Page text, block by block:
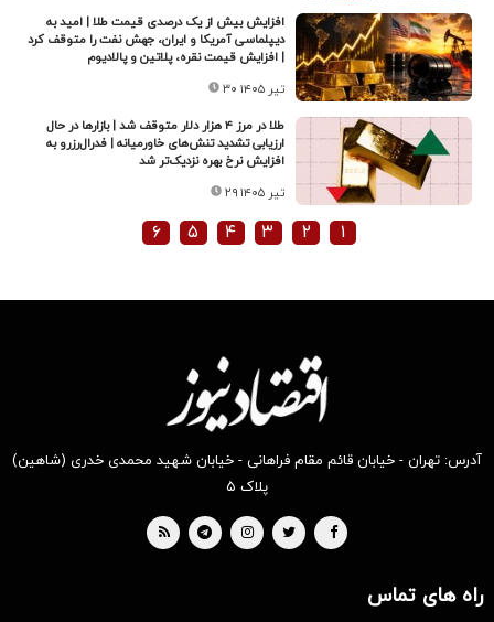
افزایش بیش از یک درصدی قیمت طلا | امید به
دیپلماسی آمریکا و ایران، جهش نفت را متوقف کرد
| افزایش قیمت نقره، پلاتین و پالادیوم
۳۰ تیر ۱۴۰۵
طلا در مرز ۴ هزار دلار متوقف شد | بازارها در حال
ارزیابی تشدید تنش‌های خاورمیانه | فدرال‌رزرو به
افزایش نرخ بهره نزدیک‌تر شد
۲۹ تیر ۱۴۰۵
۱ ۲ ۳ ۴ ۵ ۶
آدرس: تهران - خیابان قائم مقام فراهانی - خیابان شهید محمدی خدری (شاهین)
پلاک ۵
راه های تماس